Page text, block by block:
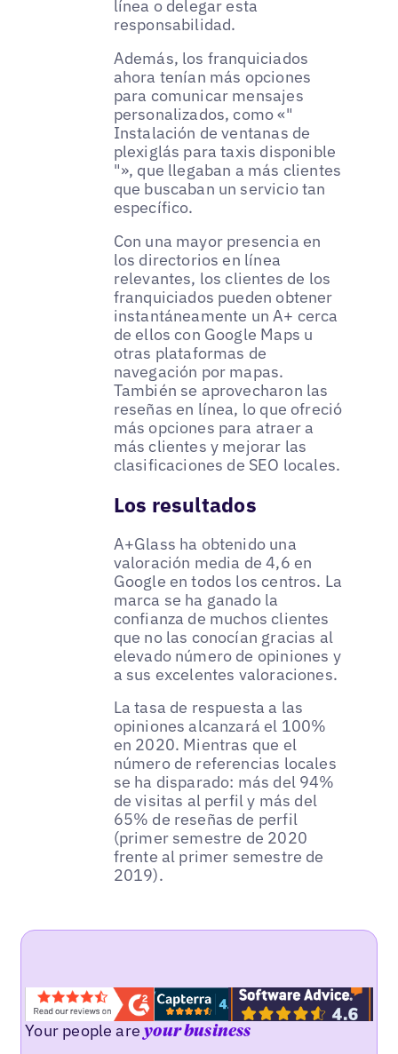
línea o delegar esta
responsabilidad.
Además, los franquiciados
ahora tenían más opciones
para comunicar mensajes
personalizados, como «"
Instalación de ventanas de
plexiglás para taxis disponible
"», que llegaban a más clientes
que buscaban un servicio tan
específico.
Con una mayor presencia en
los directorios en línea
relevantes, los clientes de los
franquiciados pueden obtener
instantáneamente un A+ cerca
de ellos con Google Maps u
otras plataformas de
navegación por mapas.
También se aprovecharon las
reseñas en línea, lo que ofreció
más opciones para atraer a
más clientes y mejorar las
clasificaciones de SEO locales.
Los resultados
A+Glass ha obtenido una
valoración media de 4,6 en
Google en todos los centros. La
marca se ha ganado la
confianza de muchos clientes
que no las conocían gracias al
elevado número de opiniones y
a sus excelentes valoraciones.
La tasa de respuesta a las
opiniones alcanzará el 100%
en 2020. Mientras que el
número de referencias locales
se ha disparado: más del 94%
de visitas al perfil y más del
65% de reseñas de perfil
(primer semestre de 2020
frente al primer semestre de
2019).
Your people areyour business